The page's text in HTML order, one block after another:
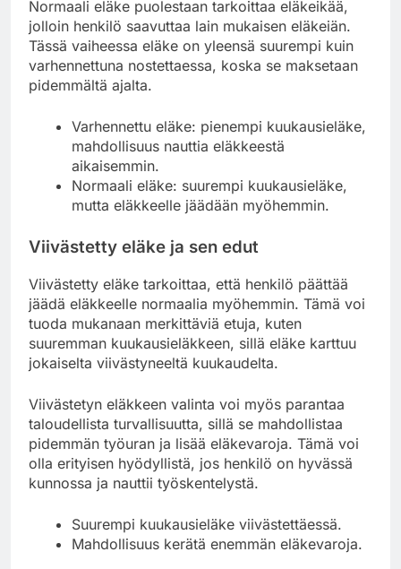
Normaali eläke puolestaan tarkoittaa eläkeikää,
jolloin henkilö saavuttaa lain mukaisen eläkeiän.
Tässä vaiheessa eläke on yleensä suurempi kuin
varhennettuna nostettaessa, koska se maksetaan
pidemmältä ajalta.
Varhennettu eläke: pienempi kuukausieläke,
mahdollisuus nauttia eläkkeestä
aikaisemmin.
Normaali eläke: suurempi kuukausieläke,
mutta eläkkeelle jäädään myöhemmin.
Viivästetty eläke ja sen edut
Viivästetty eläke tarkoittaa, että henkilö päättää
jäädä eläkkeelle normaalia myöhemmin. Tämä voi
tuoda mukanaan merkittäviä etuja, kuten
suuremman kuukausieläkkeen, sillä eläke karttuu
jokaiselta viivästyneeltä kuukaudelta.
Viivästetyn eläkkeen valinta voi myös parantaa
taloudellista turvallisuutta, sillä se mahdollistaa
pidemmän työuran ja lisää eläkevaroja. Tämä voi
olla erityisen hyödyllistä, jos henkilö on hyvässä
kunnossa ja nauttii työskentelystä.
Suurempi kuukausieläke viivästettäessä.
Mahdollisuus kerätä enemmän eläkevaroja.